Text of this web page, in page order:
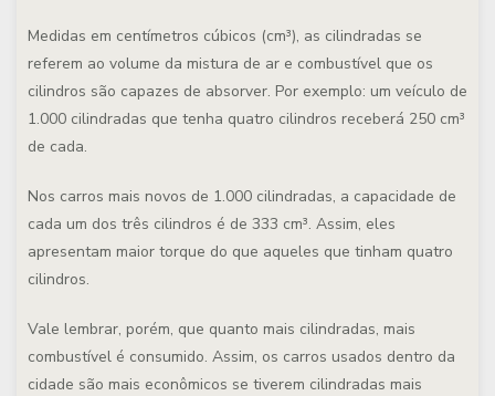
Medidas em centímetros cúbicos (cm³), as cilindradas se
referem ao volume da mistura de ar e combustível que os
cilindros são capazes de absorver. Por exemplo: um veículo de
1.000 cilindradas que tenha quatro cilindros receberá 250 cm³
de cada.
Nos carros mais novos de 1.000 cilindradas, a capacidade de
cada um dos três cilindros é de 333 cm³. Assim, eles
apresentam maior torque do que aqueles que tinham quatro
cilindros.
Vale lembrar, porém, que quanto mais cilindradas, mais
combustível é consumido. Assim, os carros usados dentro da
cidade são mais econômicos se tiverem cilindradas mais